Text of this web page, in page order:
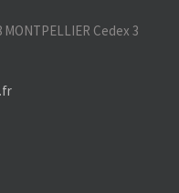
MONTPELLIER Cedex 3